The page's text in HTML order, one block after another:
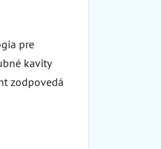
pre
kavity
zodpovedá